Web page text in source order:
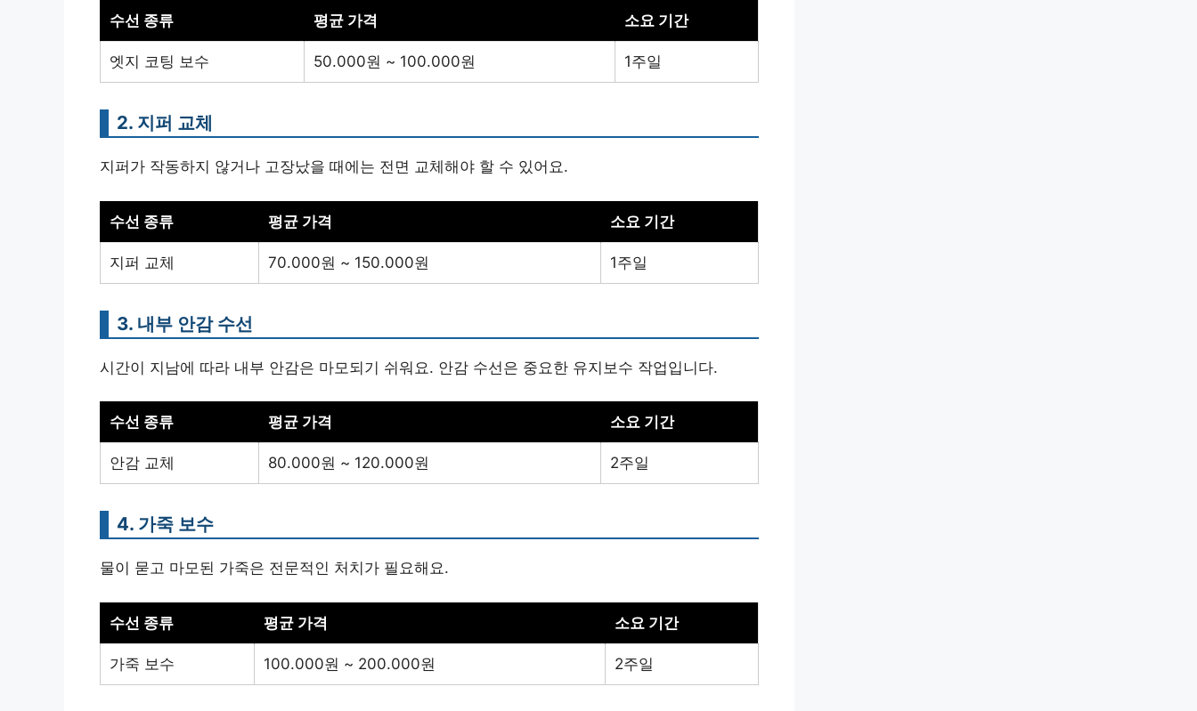
수선 종류 평균 가격 소요 기간
엣지 코팅 보수 50.000원 ~ 100.000원 1주일
2. 지퍼 교체
지퍼가 작동하지 않거나 고장났을 때에는 전면 교체해야 할 수 있어요.
수선 종류 평균 가격 소요 기간
지퍼 교체 70.000원 ~ 150.000원 1주일
3. 내부 안감 수선
시간이 지남에 따라 내부 안감은 마모되기 쉬워요. 안감 수선은 중요한 유지보수 작업입니다.
수선 종류 평균 가격 소요 기간
안감 교체 80.000원 ~ 120.000원 2주일
4. 가죽 보수
물이 묻고 마모된 가죽은 전문적인 처치가 필요해요.
수선 종류 평균 가격 소요 기간
가죽 보수 100.000원 ~ 200.000원 2주일